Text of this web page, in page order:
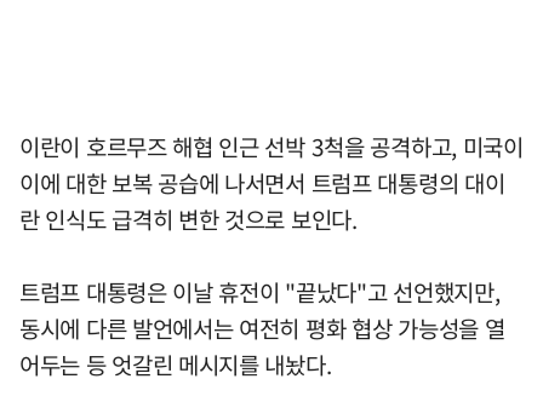
이란이 호르무즈 해협 인근 선박 3척을 공격하고, 미국이
이에 대한 보복 공습에 나서면서 트럼프 대통령의 대이
란 인식도 급격히 변한 것으로 보인다.
트럼프 대통령은 이날 휴전이 "끝났다"고 선언했지만,
동시에 다른 발언에서는 여전히 평화 협상 가능성을 열
어두는 등 엇갈린 메시지를 내놨다.